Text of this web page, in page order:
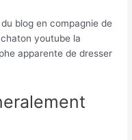
blog en compagnie de
youtube la
apparente de dresser